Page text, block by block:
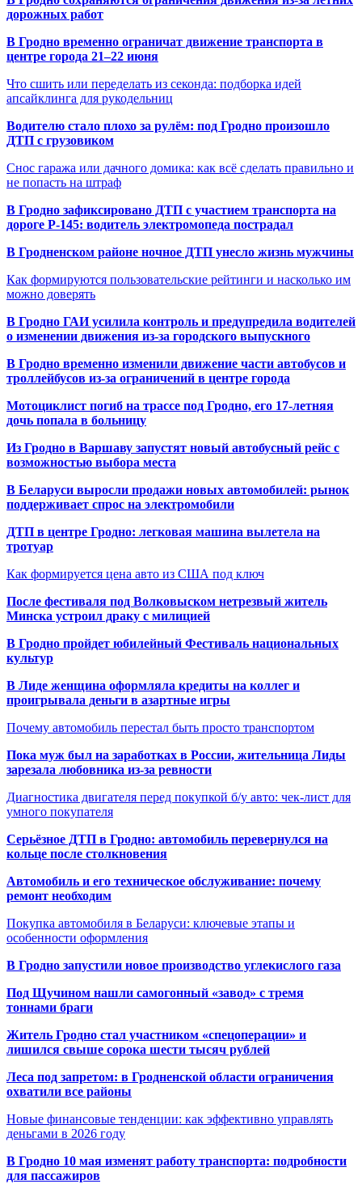
дорожных работ
В Гродно временно ограничат движение транспорта в
центре города 21–22 июня
Что сшить или переделать из секонда: подборка идей
апсайклинга для рукодельниц
Водителю стало плохо за рулём: под Гродно произошло
ДТП с грузовиком
Снос гаража или дачного домика: как всё сделать правильно и
не попасть на штраф
В Гродно зафиксировано ДТП с участием транспорта на
дороге Р-145: водитель электромопеда пострадал
В Гродненском районе ночное ДТП унесло жизнь мужчины
Как формируются пользовательские рейтинги и насколько им
можно доверять
В Гродно ГАИ усилила контроль и предупредила водителей
о изменении движения из-за городского выпускного
В Гродно временно изменили движение части автобусов и
троллейбусов из-за ограничений в центре города
Мотоциклист погиб на трассе под Гродно, его 17-летняя
дочь попала в больницу
Из Гродно в Варшаву запустят новый автобусный рейс с
возможностью выбора места
В Беларуси выросли продажи новых автомобилей: рынок
поддерживает спрос на электромобили
ДТП в центре Гродно: легковая машина вылетела на
тротуар
Как формируется цена авто из США под ключ
После фестиваля под Волковыском нетрезвый житель
Минска устроил драку с милицией
В Гродно пройдет юбилейный Фестиваль национальных
культур
В Лиде женщина оформляла кредиты на коллег и
проигрывала деньги в азартные игры
Почему автомобиль перестал быть просто транспортом
Пока муж был на заработках в России, жительница Лиды
зарезала любовника из-за ревности
Диагностика двигателя перед покупкой б/у авто: чек-лист для
умного покупателя
Серьёзное ДТП в Гродно: автомобиль перевернулся на
кольце после столкновения
Автомобиль и его техническое обслуживание: почему
ремонт необходим
Покупка автомобиля в Беларуси: ключевые этапы и
особенности оформления
В Гродно запустили новое производство углекислого газа
Под Щучином нашли самогонный «завод» с тремя
тоннами браги
Житель Гродно стал участником «спецоперации» и
лишился свыше сорока шести тысяч рублей
Леса под запретом: в Гродненской области ограничения
охватили все районы
Новые финансовые тенденции: как эффективно управлять
деньгами в 2026 году
В Гродно 10 мая изменят работу транспорта: подробности
для пассажиров